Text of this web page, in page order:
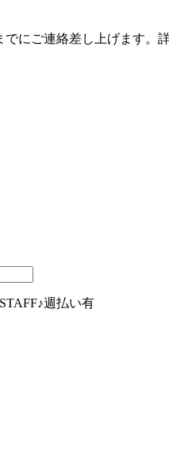
にご連絡差し上げます。
週払い有